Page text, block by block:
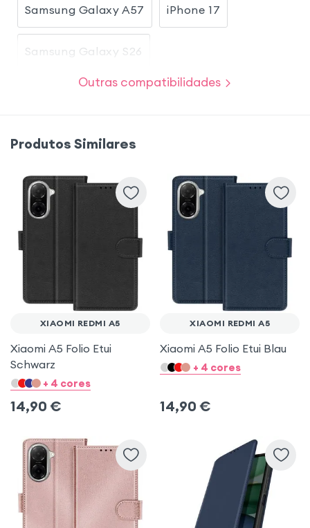
Samsung Galaxy A57 iPhone 17
Samsung Galaxy S26
Samsung Galaxy A54 5G
Samsung Galaxy A34 5G
Samsung Galaxy S20 FE
Samsung Galaxy S25 FE
Outras compatibilidades
Produtos Similares
XIAOMI REDMI A5
Xiaomi A5 Folio Etui
Schwarz
+ 4 cores
14,90 €
XIAOMI REDMI A5
Xiaomi A5 Folio Etui Blau
+ 4 cores
14,90 €